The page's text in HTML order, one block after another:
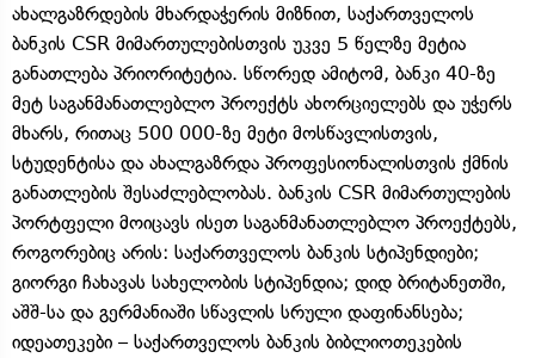
ახალგაზრდების მხარდაჭერის მიზნით, საქართველოს
ბანკის CSR მიმართულებისთვის უკვე 5 წელზე მეტია
განათლება პრიორიტეტია. სწორედ ამიტომ, ბანკი 40-ზე
მეტ საგანმანათლებლო პროექტს ახორციელებს და უჭერს
მხარს, რითაც 500 000-ზე მეტი მოსწავლისთვის,
სტუდენტისა და ახალგაზრდა პროფესიონალისთვის ქმნის
განათლების შესაძლებლობას. ბანკის CSR მიმართულების
პორტფელი მოიცავს ისეთ საგანმანათლებლო პროექტებს,
როგორებიც არის: საქართველოს ბანკის სტიპენდიები;
გიორგი ჩახავას სახელობის სტიპენდია; დიდ ბრიტანეთში,
აშშ-სა და გერმანიაში სწავლის სრული დაფინანსება;
იდეათეკები – საქართველოს ბანკის ბიბლიოთეკების